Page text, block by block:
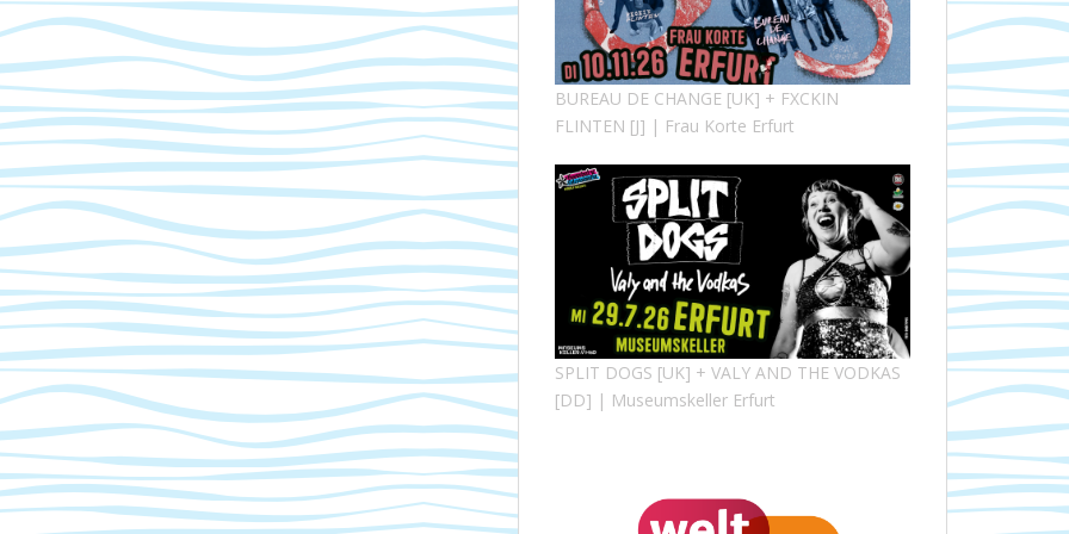
BUREAU DE CHANGE [UK] + FXCKIN
FLINTEN [J] | Frau Korte Erfurt
SPLIT DOGS [UK] + VALY AND THE VODKAS
[DD] | Museumskeller Erfurt